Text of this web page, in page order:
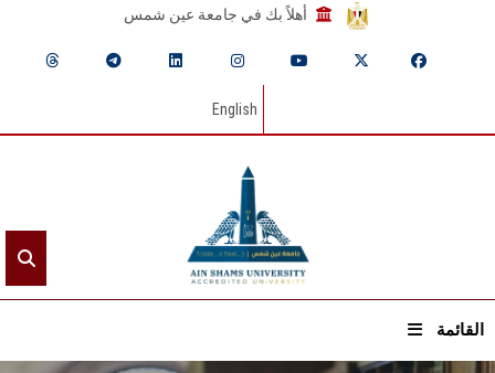
أهلاً بك في جامعة عين شمس
English
القائمة